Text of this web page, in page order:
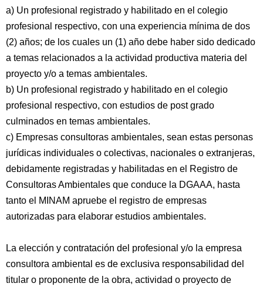
a) Un profesional registrado y habilitado en el colegio
profesional respectivo, con una experiencia mínima de dos
(2) años; de los cuales un (1) año debe haber sido dedicado
a temas relacionados a la actividad productiva materia del
proyecto y/o a temas ambientales.
b) Un profesional registrado y habilitado en el colegio
profesional respectivo, con estudios de post grado
culminados en temas ambientales.
c) Empresas consultoras ambientales, sean estas personas
jurídicas individuales o colectivas, nacionales o extranjeras,
debidamente registradas y habilitadas en el Registro de
Consultoras Ambientales que conduce la DGAAA, hasta
tanto el MINAM apruebe el registro de empresas
autorizadas para elaborar estudios ambientales.
La elección y contratación del profesional y/o la empresa
consultora ambiental es de exclusiva responsabilidad del
titular o proponente de la obra, actividad o proyecto de